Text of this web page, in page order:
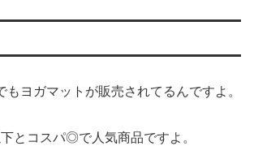
もヨガマットが販売されてるんですよ。
とコスパ◎で人気商品ですよ。